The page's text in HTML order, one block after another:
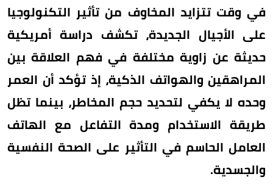
في وقت تتزايد المخاوف من تأثير التكنولوجيا
على الأجيال الجديدة، تكشف دراسة أمريكية
حديثة عن زاوية مختلفة في فهم العلاقة بين
المراهقين والهواتف الذكية، إذ تؤكد أن العمر
وحده لا يكفي لتحديد حجم المخاطر، بينما تظل
طريقة الاستخدام ومدة التفاعل مع الهاتف
العامل الحاسم في التأثير على الصحة النفسية
والجسدية.